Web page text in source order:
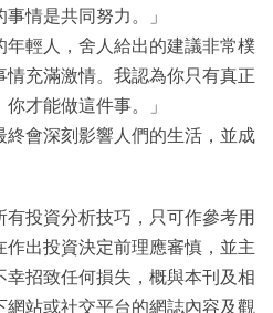
情是共同努力。」
輕人，舍人給出的建議非常樸
充滿激情。我認為你只有真正
才能做這件事。」
終會深刻影響人們的生活，並成
投資分析技巧，只可作參考用
出投資決定前理應審慎，並主
招致任何損失，概與本刊及相
站或社交平台的網誌內容及觀